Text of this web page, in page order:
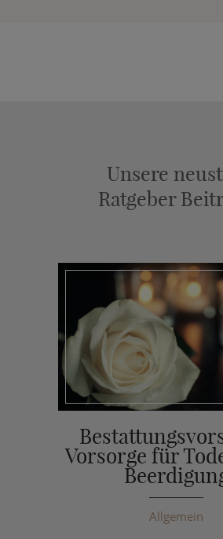
Unsere
Ratgeber
Vorsorge für
Allgemein